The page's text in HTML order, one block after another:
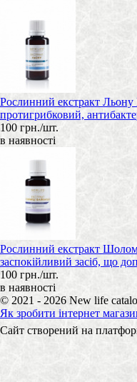
Рослинний екстракт
протигрибковий,
100 грн./шт.
в наявності
Рослинний екстракт
заспокійливий засіб, що
100 грн./шт.
в наявності
© 2021 - 2026 New life
Як зробити інтернет
Сайт створений на